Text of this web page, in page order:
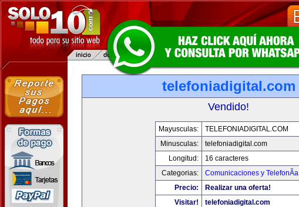
telefoniadigital.com
Vendido!
Mayusculas:
TELEFONIADIGITAL.COM
Minusculas:
telefoniadigital.com
Longitud:
16 caracteres
Categorias:
Comunicaciones y TelefonÃ­a
Precio:
Realizar una oferta!
Visitar!
telefoniadigital.com